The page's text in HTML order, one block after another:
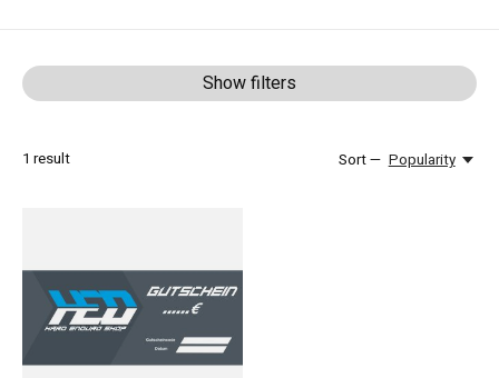
Show filters
1 result Sort — Popularity